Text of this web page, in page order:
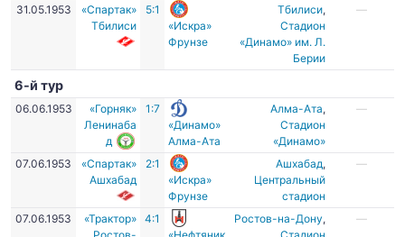
31.05.1953
«Спартак»
Тбилиси
5:1
«Искра»
Фрунзе
Тбилиси,
Стадион
«Динамо» им. Л.
Берии
—
6-й тур
06.06.1953
«Горняк»
Ленинаба
д
1:7
«Динамо»
Алма-Ата
Алма-Ата,
Стадион
«Динамо»
—
07.06.1953
«Спартак»
Ашхабад
2:1
«Искра»
Фрунзе
Ашхабад,
Центральный
стадион
—
07.06.1953
«Трактор» 4:1
Ростов-на-Дону,
—